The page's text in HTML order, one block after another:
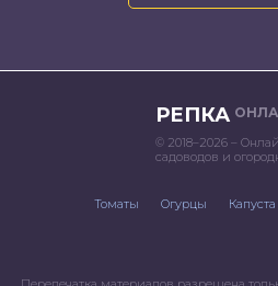
РЕПКА
© 2018–2026 –
садоводов и
Томаты Огурцы Капуста